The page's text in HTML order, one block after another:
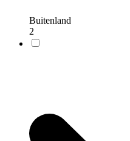
Buitenland
2